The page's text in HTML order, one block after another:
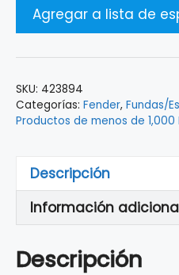
SKU: 423894
Categorías: Fender, Fundas/
Productos de menos de 1,000
Descripción
Información
Descripción